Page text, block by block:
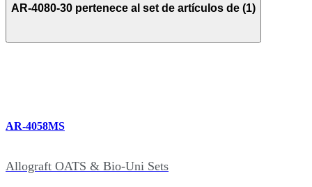
AR-4080-30 pertenece al set de artículos de (1)
AR-4058MS
Allograft OATS & Bio-Uni Sets